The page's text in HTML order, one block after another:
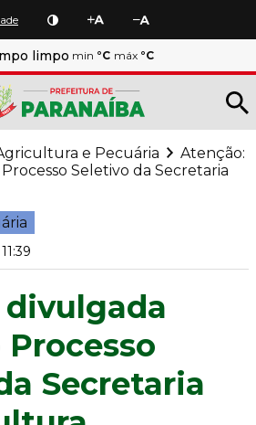
limpo min °C máx °C
e Pecuária
Atenção:
Seletivo da Secretaria
Secretaria